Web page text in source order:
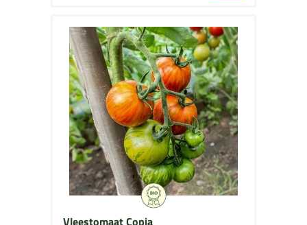
Vleestomaat Copia